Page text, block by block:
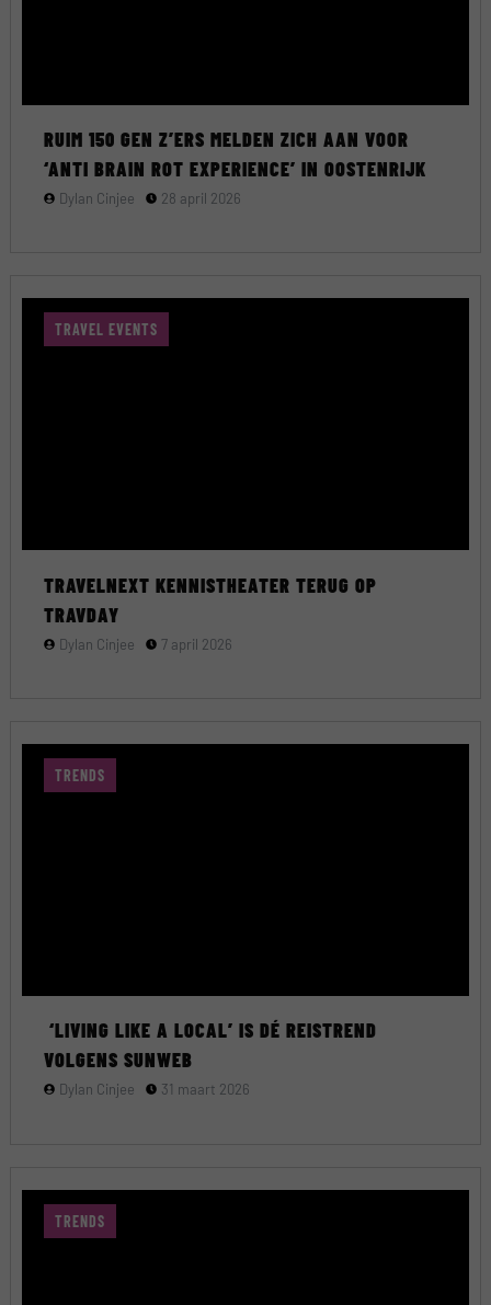
RUIM 150 GEN Z’ERS MELDEN ZICH AAN VOOR
‘ANTI BRAIN ROT EXPERIENCE’ IN OOSTENRIJK
Dylan Cinjee 28 april 2026
TRAVEL EVENTS
TRAVELNEXT KENNISTHEATER TERUG OP
TRAVDAY
Dylan Cinjee 7 april 2026
TRENDS
‘LIVING LIKE A LOCAL’ IS DÉ REISTREND
VOLGENS SUNWEB
Dylan Cinjee 31 maart 2026
TRENDS